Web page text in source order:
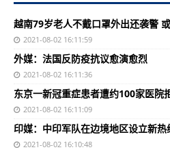
越南79岁老人不戴口罩外出还袭警
2021-08-02 16:11:59
外媒：法国反防疫抗议愈演愈烈
2021-08-02 16:11:36
东京一新冠重症患者遭约100家医院
2021-08-02 16:11:09
印媒：中印军队在边境地区设立新热
2021-08-02 16:10:48